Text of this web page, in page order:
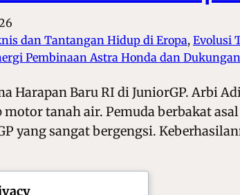
dan Tantangan Hidup di Eropa, Evolusi
Pembinaan Astra Honda dan
Harapan Baru RI di JuniorGP. Arbi
motor tanah air. Pemuda berbakat
yang sangat bergengsi.